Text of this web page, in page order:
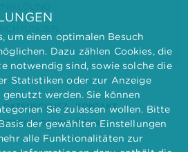
DATENSCHUTZ
KONTAKT
um einen optimalen Besuch
Dazu zählen Cookies, die
notwendig sind, sowie solche die
Statistiken oder zur Anzeige
werden. Sie können
Sie zulassen wollen. Bitte
der gewählten Einstellungen
alle Funktionalitäten zur